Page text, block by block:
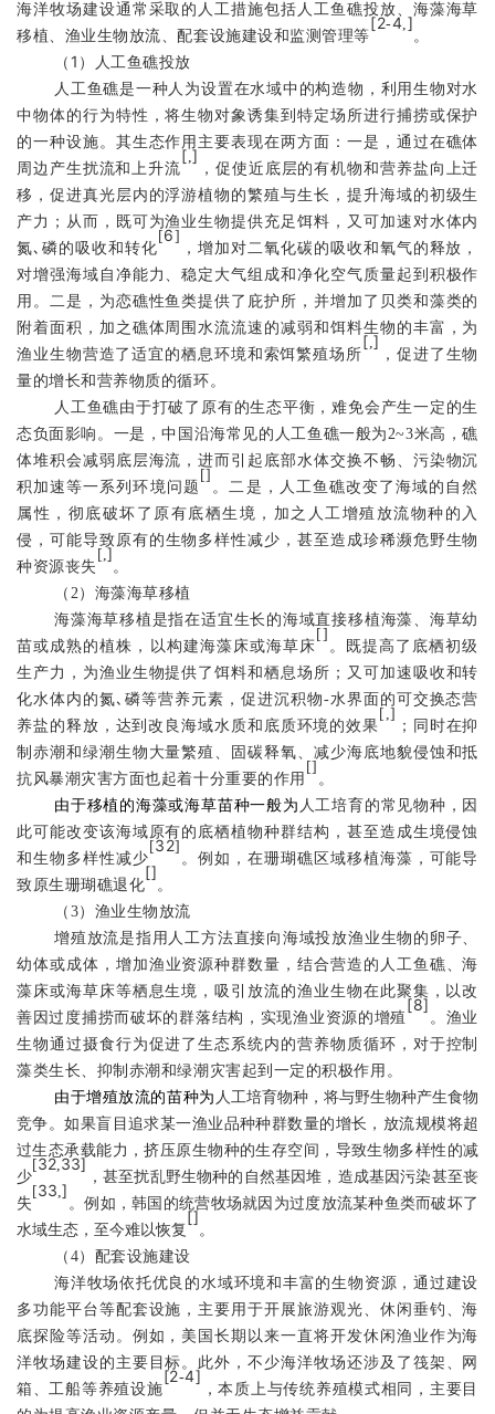
海洋牧场建设通常采取的人工措施包括人工鱼礁投放、海藻海草
移植、渔业生物放流、配套设施建设和监测管理等
[2-4 ]
。
（ 1 ）人工鱼礁投放
人工鱼礁是一种人为设置在水域中的构造物，利用生物对水
中物体的行为特性，将生物对象诱集到特定场所进行捕捞或保护
的一种设施。 其生态作用主要表现在两方面： 一是，通过在礁体
周边产生扰流和上升流
[ ,]
，促使近底层的有机物和营养盐向上迁
移，促进真光层内的浮游植物的繁殖与生长，提升海域的初级生
产力 ； 从而，既可为渔业生物提供充足饵料，又可加速对水体内
氮､ 磷的吸收和转化
[6]
，增加对二氧化碳的吸收和氧气的释放 ，
对增强海域自净能力、稳定大气组成和净化空气质量起到积极作
用。二是， 为恋礁性鱼类提供了庇护所，并增加了贝类和藻类的
附着面积，加之礁体周围水流流速的减弱和饵料生物的丰富，为
渔业生物营造了适宜的栖息环境和索饵繁殖场所
[ ,]
，促进了生物
量的增长和营养物质的循环。
人工鱼礁由于打破了原有的生态平衡，难免会产生一定的生
态负面影响。 一是，中国沿海常见的人工鱼礁一般为2~3米高，礁
体堆积会减弱底层海流，进而引起底部水体交换不畅、污染物沉
积加速等一系列环境问题
[]
。二是，人工鱼礁改变了海域的自然
属性，彻底破坏了原有底栖生境，加之人工增殖放流物种的入
侵 ， 可能导致原有的生物多样性减少，甚至造成珍稀濒危野生物
种资源丧失
[ ]
。
（ 2）海藻海草移植
海藻海草移植是指在适宜生长的海域直接移植海藻、海草幼
苗或成熟的植株，以构建海藻床或海草床
[]
。既提高了底栖初级
生产力，为渔业生物提供了饵料和栖息场所；又可加速吸收和转
化水体内的氮､ 磷等营养元素 ，促进沉积物-水界面的可交换态营
养盐 的释放， 达到改良海域水质和底质环境的效果
[ ,]
；同时在抑
制赤潮和绿潮生物大量繁殖、固碳释氧、减少海底地貌侵蚀和抵
抗风暴潮灾害方面也起着十分重要的作用
[]
。
由于移植的海藻或海草苗种一般为 人工培育的常见物种 ， 因
此可能改变该海域原有的 底栖植物种群结构， 甚至造成生境侵蚀
和生物多样性减少
[32]
。例如，在珊瑚礁区域移植海藻，可能导
致原生珊瑚礁退化
[]
。
（ 3）渔业生物放流
增殖放流是指用人工方法直接向海域投放渔业生物的卵子、
幼体或成体 ， 增加渔业资源种群数量 ，结合营造的人工鱼礁、海
藻床或海草床等栖息生境，吸引放流的渔业生物在此聚集，以改
善 因过度捕捞而破坏的群落结构， 实现渔业资源的增殖
[8]
。 渔业
生物通过摄食行为促进了生态系统内的营养物质循环， 对于控制
藻类生长、 抑制赤潮和绿潮灾害起到一定的积极作用。
由于增殖放流的苗种为 人工培育物种， 将与野生物种产生食物
竞争。如果盲目追求某一渔业品种种群数量的增长，放流规模将超
过生态承载能力，挤压原生物种的生存空间，导致生物多样性的减
少
[32 33]
，甚至扰乱野生物种的自然基因堆，造成基因污染甚至丧
失
[33 ,]
。例如，韩国的统营牧场就因为过度放流某种鱼类而破坏了
水域生态， 至今难以恢复
[]
。
（ 4）配套设施建设
海洋牧场依托优良的水域环境和丰富的生物资源，通过建设
多功能平台等配套设施，主要用于开展旅游观光、休闲垂钓、海
底探险等活动。例如，美国长期以来一直将开发休闲渔业作为海
洋牧场建设的主要目标。此外，不少海洋牧场还涉及了筏架、网
箱、工船等养殖设施
[2-4]
，本质上与传统养殖模式相同，主要目